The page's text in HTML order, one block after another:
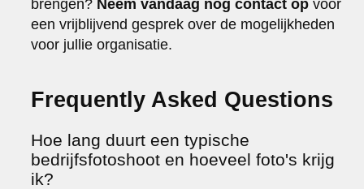
brengen? Neem vandaag nog contact op voor
een vrijblijvend gesprek over de mogelijkheden
voor jullie organisatie.
Frequently Asked Questions
Hoe lang duurt een typische
bedrijfsfotoshoot en hoeveel foto's krijg
ik?